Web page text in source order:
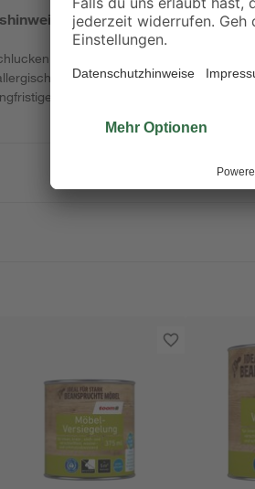
Gesundheitsschädlich bei
Hautreaktionen verursachen.
Wirkung.